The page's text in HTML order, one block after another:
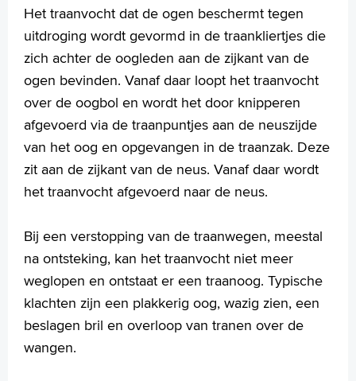
Huidtumoren
Keelamandel ontsteking
Ménière
Middenoorontsteking
Mondgeur/ halithose
Neusbijholte ontsteking
Neuspoliepen
Neustrauma
Oorsuizen
Plotseling gehoorverlies
Reuk- en smaakstoornissen
Slikproblemen
Snurken en het slaapapneusyndroom
Speekselklieren
Spraak- en taalproblemen bij kinderen
Tongriempje
Tong- en mondbranden
Het traanvocht dat de ogen beschermt tegen
uitdroging wordt gevormd in de traankliertjes die
zich achter de oogleden aan de zijkant van de
ogen bevinden. Vanaf daar loopt het traanvocht
over de oogbol en wordt het door knipperen
afgevoerd via de traanpuntjes aan de neuszijde
van het oog en opgevangen in de traanzak. Deze
zit aan de zijkant van de neus. Vanaf daar wordt
het traanvocht afgevoerd naar de neus.
Bij een verstopping van de traanwegen, meestal
na ontsteking, kan het traanvocht niet meer
weglopen en ontstaat er een traanoog. Typische
klachten zijn een plakkerig oog, wazig zien, een
beslagen bril en overloop van tranen over de
wangen.